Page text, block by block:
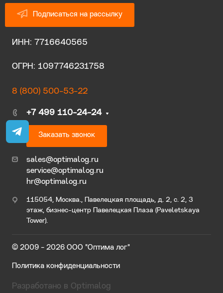
Подписаться на рассылку
ИНН: 7716640565
ОГРН: 1097746231758
8 (800) 500-53-22
+7 499 110-24-24
Заказать звонок
sales@optimalog.ru
service@optimalog.ru
hr@optimalog.ru
115054, Москва., Павелецкая площадь, д. 2, с. 2, 3
этаж, бизнес-центр Павелецкая Плаза (Paveletskaya
Tower).
© 2009 - 2026 ООО "Оптима лог"
Политика конфиденциальности
Разработано в Optimalog